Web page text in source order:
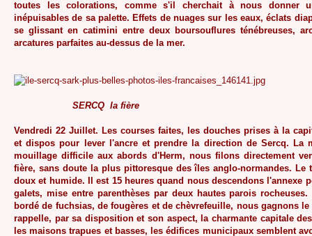
toutes les colorations, comme s'il cherchait à nous donner
inépuisables de sa palette. Effets de nuages sur les eaux, éclats
se glissant en catimini entre deux boursouflures ténébreuses,
arcatures parfaites au-dessus de la mer.
SERCQ la fière
Vendredi 22 Juillet. Les courses faites, les douches prises à la
et dispos pour lever l'ancre et prendre la direction de Sercq. La
mouillage difficile aux abords d'Herm, nous filons directement
fière, sans doute la plus pittoresque des îles anglo-normandes. Le
doux et humide. Il est 15 heures quand nous descendons l'annexe
galets, mise entre parenthèses par deux hautes parois
bordé de fuchsias, de fougères et de chèvrefeuille, nous gagnons
rappelle, par sa disposition et son aspect, la charmante capitale
les maisons trapues et basses, les édifices municipaux semblent